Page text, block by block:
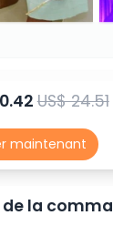
US$ 24.51
maintenant
la